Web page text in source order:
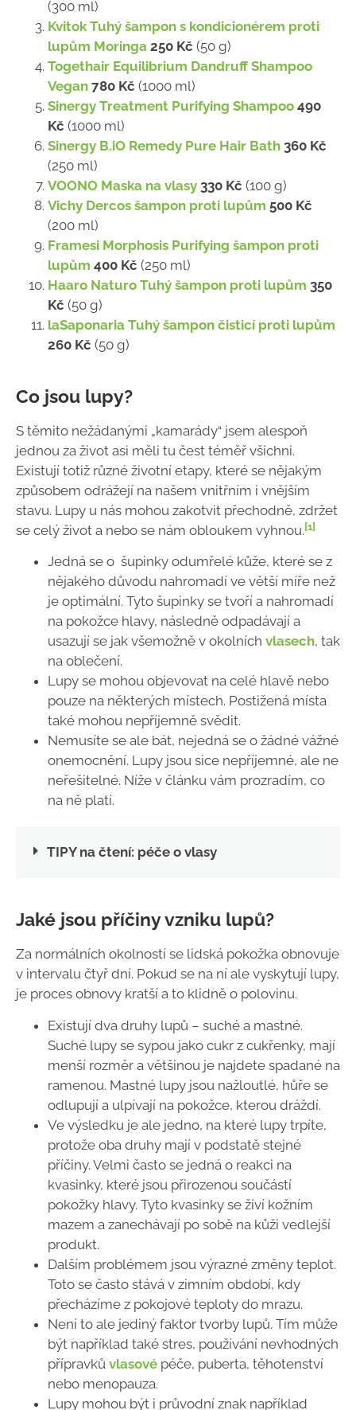
(300 ml)
Kvitok Tuhý šampon s kondicionérem proti
lupům Moringa 250 Kč (50 g)
Togethair Equilibrium Dandruff Shampoo
Vegan 780 Kč (1000 ml)
Sinergy Treatment Purifying Shampoo 490
Kč (1000 ml)
Sinergy B.iO Remedy Pure Hair Bath 360 Kč
(250 ml)
VOONO Maska na vlasy 330 Kč (100 g)
Vichy Dercos šampon proti lupům 500 Kč
(200 ml)
Framesi Morphosis Purifying šampon proti
lupům 400 Kč (250 ml)
Haaro Naturo Tuhý šampon proti lupům 350
Kč (50 g)
laSaponaria Tuhý šampon čisticí proti lupům
260 Kč (50 g)
Co jsou lupy?
S těmito nežádanými „kamarády“ jsem alespoň
jednou za život asi měli tu čest téměř všichni.
Existují totiž různé životní etapy, které se nějakým
způsobem odrážejí na našem vnitřním i vnějším
stavu. Lupy u nás mohou zakotvit přechodně, zdržet
se celý život a nebo se nám obloukem vyhnou.[1]
Jedná se o šupinky odumřelé kůže, které se z
nějakého důvodu nahromadí ve větší míře než
je optimální. Tyto šupinky se tvoří a nahromadí
na pokožce hlavy, následně odpadávají a
usazují se jak všemožně v okolních vlasech, tak
na oblečení.
Lupy se mohou objevovat na celé hlavě nebo
pouze na některých místech. Postižená místa
také mohou nepříjemně svědit.
Nemusíte se ale bát, nejedná se o žádné vážné
onemocnění. Lupy jsou sice nepříjemné, ale ne
neřešitelné. Níže v článku vám prozradím, co
na ně platí.
TIPY na čtení: péče o vlasy
Jaké jsou příčiny vzniku lupů?
Za normálních okolností se lidská pokožka obnovuje
v intervalu čtyř dní. Pokud se na ní ale vyskytují lupy,
je proces obnovy kratší a to klidně o polovinu.
Existují dva druhy lupů – suché a mastné.
Suché lupy se sypou jako cukr z cukřenky, mají
menší rozměr a většinou je najdete spadané na
ramenou. Mastné lupy jsou nažloutlé, hůře se
odlupují a ulpívají na pokožce, kterou dráždí.
Ve výsledku je ale jedno, na které lupy trpíte,
protože oba druhy mají v podstatě stejné
příčiny. Velmi často se jedná o reakci na
kvasinky, které jsou přirozenou součástí
pokožky hlavy. Tyto kvasinky se živí kožním
mazem a zanechávají po sobě na kůži vedlejší
produkt.
Dalším problémem jsou výrazné změny teplot.
Toto se často stává v zimním období, kdy
přecházíme z pokojové teploty do mrazu.
Není to ale jediný faktor tvorby lupů. Tím může
být například také stres, používání nevhodných
přípravků vlasové péče, puberta, těhotenství
nebo menopauza.
Lupy mohou být i průvodní znak například